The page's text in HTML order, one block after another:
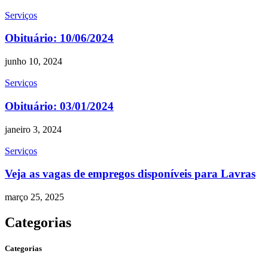
Serviços
Obituário: 10/06/2024
junho 10, 2024
Serviços
Obituário: 03/01/2024
janeiro 3, 2024
Serviços
Veja as vagas de empregos disponíveis para Lavras
março 25, 2025
Categorias
Categorias